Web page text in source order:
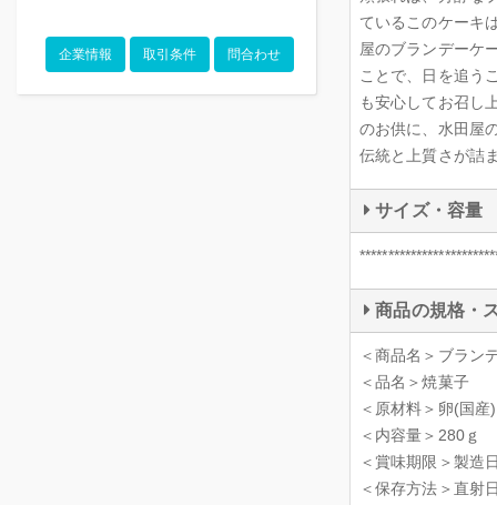
企業情報 取引条件 問合わせ
ているこのケーキ
屋のブランデーケ
ことで、日を追う
も安心してお召し
のお供に、水田屋
伝統と上質さが詰
サイズ・容量
商品の規格・
＜商品名＞ブラ
＜品名＞焼菓子
＜原材料＞卵(国
＜内容量＞280ｇ
＜賞味期限＞製
＜保存方法＞直射